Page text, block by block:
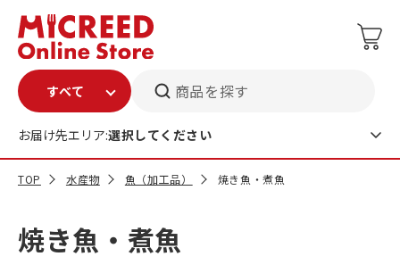
商品を探す
お届け先エリア:選択してください
TOP 水産物 魚（加工品） 焼き魚・煮魚
焼き魚・煮魚